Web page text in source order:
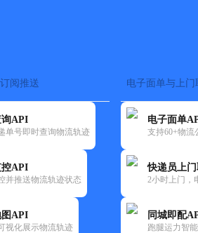
阅推送
API
单号即时查询物流轨迹
API
并推送物流轨迹状态
API
视化展示物流轨迹
电子面单与上门
电子面单
支持60+物流
快递员上
2小时上门，
同城即配
跑腿运力智
快运大全 快递时效